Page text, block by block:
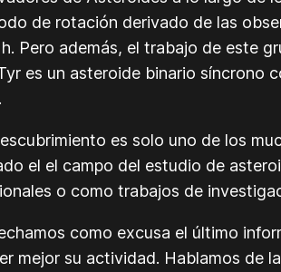
de rotación derivado de las
Pero además, el trabajo de este
es un asteroide binario síncrono
es solo uno de los
el el campo del estudio de
o como trabajos de
como excusa el último
mejor su actividad. Hablamos de